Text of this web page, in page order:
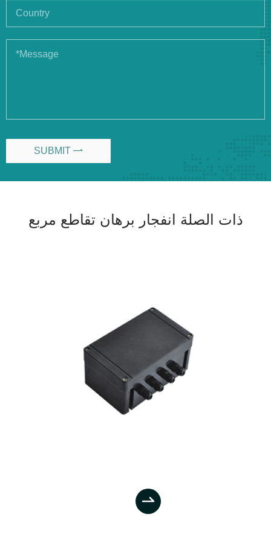
SUBMIT 
ذات الصلة انفجار برهان تقاطع مربع
